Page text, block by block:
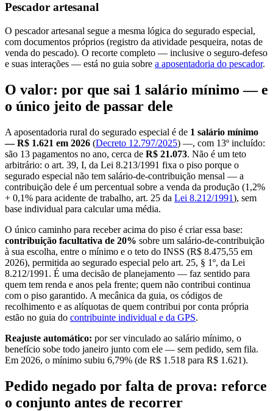
Pescador artesanal
O pescador artesanal segue a mesma lógica do segurado especial,
com documentos próprios (registro da atividade pesqueira, notas de
venda do pescado). O recorte completo — inclusive o seguro-defeso
e suas interações — está no guia sobre a aposentadoria do pescador.
O valor: por que sai 1 salário mínimo — e
o único jeito de passar dele
A aposentadoria rural do segurado especial é de 1 salário mínimo
— R$ 1.621 em 2026 (Decreto 12.797/2025) —, com 13º incluído:
são 13 pagamentos no ano, cerca de R$ 21.073. Não é um teto
arbitrário: o art. 39, I, da Lei 8.213/1991 fixa o piso porque o
segurado especial não tem salário-de-contribuição mensal — a
contribuição dele é um percentual sobre a venda da produção (1,2%
+ 0,1% para acidente de trabalho, art. 25 da Lei 8.212/1991), sem
base individual para calcular uma média.
O único caminho para receber acima do piso é criar essa base:
contribuição facultativa de 20% sobre um salário-de-contribuição
à sua escolha, entre o mínimo e o teto do INSS (R$ 8.475,55 em
2026), permitida ao segurado especial pelo art. 25, § 1º, da Lei
8.212/1991. É uma decisão de planejamento — faz sentido para
quem tem renda e anos pela frente; quem não contribui continua
com o piso garantido. A mecânica da guia, os códigos de
recolhimento e as alíquotas de quem contribui por conta própria
estão no guia do contribuinte individual e da GPS.
Reajuste automático: por ser vinculado ao salário mínimo, o
benefício sobe todo janeiro junto com ele — sem pedido, sem fila.
Em 2026, o mínimo subiu 6,79% (de R$ 1.518 para R$ 1.621).
Pedido negado por falta de prova: reforce
o conjunto antes de recorrer